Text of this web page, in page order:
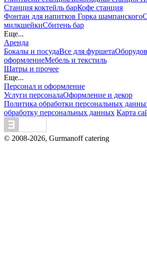
Станция коктейль барКофе станция
Фонтан для напитков Горка шампанского
милкшейкиСбитень бар
Еще...
Аренда
Бокалы и посудаВсе для фуршета
оформлениеМебель и текстиль
Шатры и прочее
Еще...
Персонал и оформление
Услуги персоналаОформление и декор
Политика обработки персональных
обработку персональных данных Карта
© 2008-2026, Gurmanoff catering